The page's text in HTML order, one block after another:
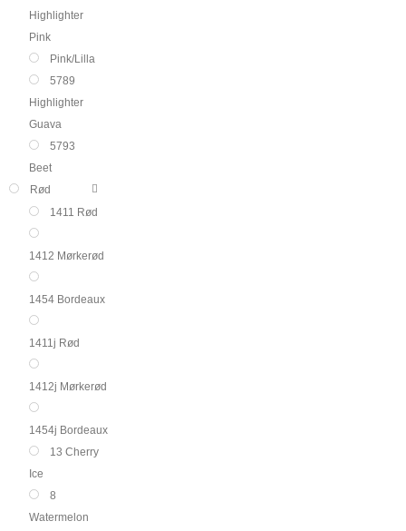
Highlighter
Pink
Pink/Lilla
5789
Highlighter
Guava
5793
Beet
Rød
1411 Rød
1412 Mørkerød
1454 Bordeaux
1411j Rød
1412j Mørkerød
1454j Bordeaux
13 Cherry
Ice
8
Watermelon